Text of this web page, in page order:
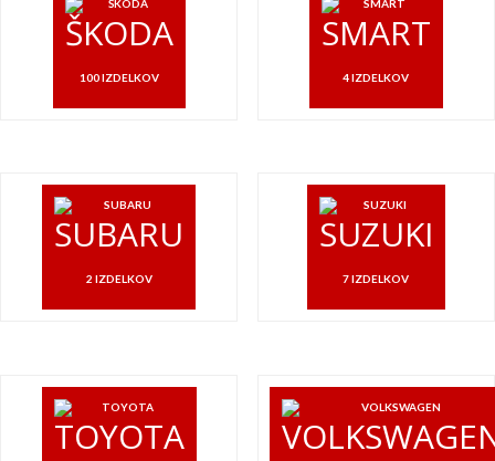
ŠKODA
100 IZDELKOV
SMART
4 IZDELKOV
SUBARU
2 IZDELKOV
SUZUKI
7 IZDELKOV
TOYOTA